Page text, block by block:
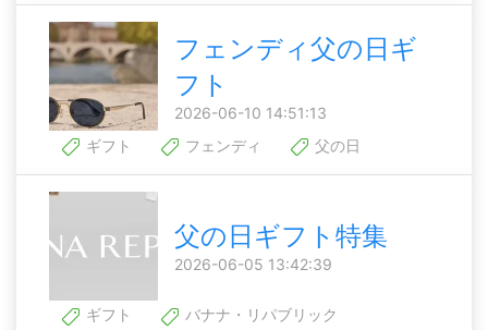
フェンディ父の日ギ
フト
2026-06-10 14:51:13
ギフト
フェンディ 父の日
父の日ギフト特集
2026-06-05 13:42:39
ギフト
バナナ・リパブリック